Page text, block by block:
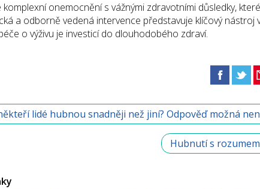
komplexní onemocnění s vážnými zdravotními důsledky,
a odborně vedená intervence představuje klíčový nástroj
o výživu je investicí do dlouhodobého zdraví.
lidé hubnou snadněji než jiní? Odpověď možná
Hubnutí s